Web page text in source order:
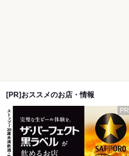
[PR]おススメのお店・情報
PR